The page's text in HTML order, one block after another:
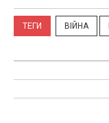
ТЕГИ ВІЙНА